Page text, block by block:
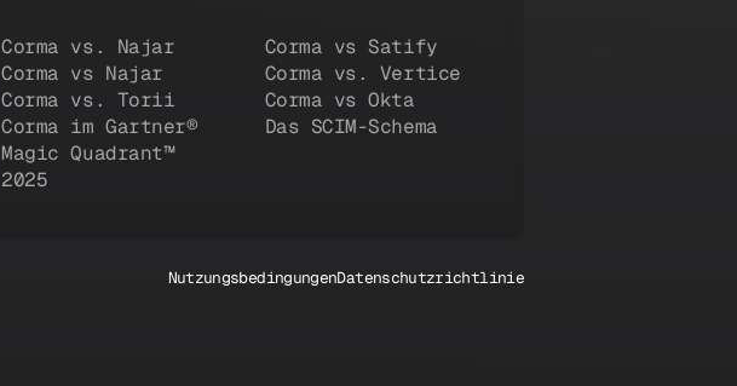
Corma vs. Najar
Corma vs Najar
Corma vs. Torii
Corma im Gartner®
Magic Quadrant™
2025
Corma vs Satify
Corma vs. Vertice
Corma vs Okta
Das SCIM-Schema
NutzungsbedingungenDatenschutzrichtlinie